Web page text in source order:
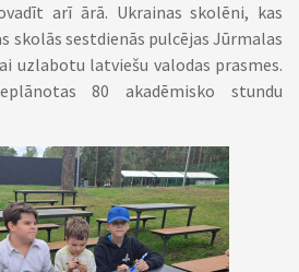
arī ārā. Ukrainas skolēni, kas
skolās sestdienās pulcējas Jūrmalas
uzlabotu latviešu valodas prasmes.
80 akadēmisko stundu